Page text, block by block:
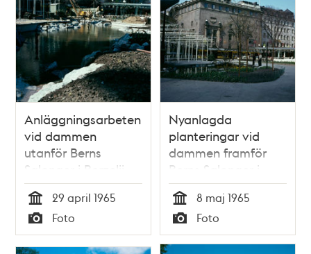
Anläggningsarbeten
vid dammen
utanför Berns
Salonger i Berzelii
Park. Vy mot kv.
Styrpinnen
Tid
29 april 1965
Typ
Foto
Nyanlagda
planteringar vid
dammen framför
Berns Salonger i
Berzelii Park. Vy mot
Chinateatern
Tid
8 maj 1965
Typ
Foto